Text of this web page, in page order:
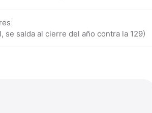
salda al cierre del año contra la 129)